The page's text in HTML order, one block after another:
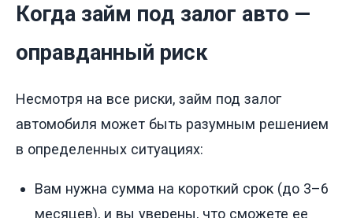
Когда займ под залог авто —
оправданный риск
Несмотря на все риски, займ под залог
автомобиля может быть разумным решением
в определенных ситуациях:
Вам нужна сумма на короткий срок (до 3–6
месяцев), и вы уверены, что сможете ее